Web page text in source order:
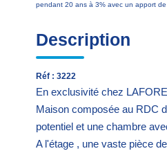
pendant 20 ans à 3% avec un apport
Description
Réf : 3222
En exclusivité chez
Maison composée au RDC
potentiel et une chambre
A l'étage , une vaste pièce